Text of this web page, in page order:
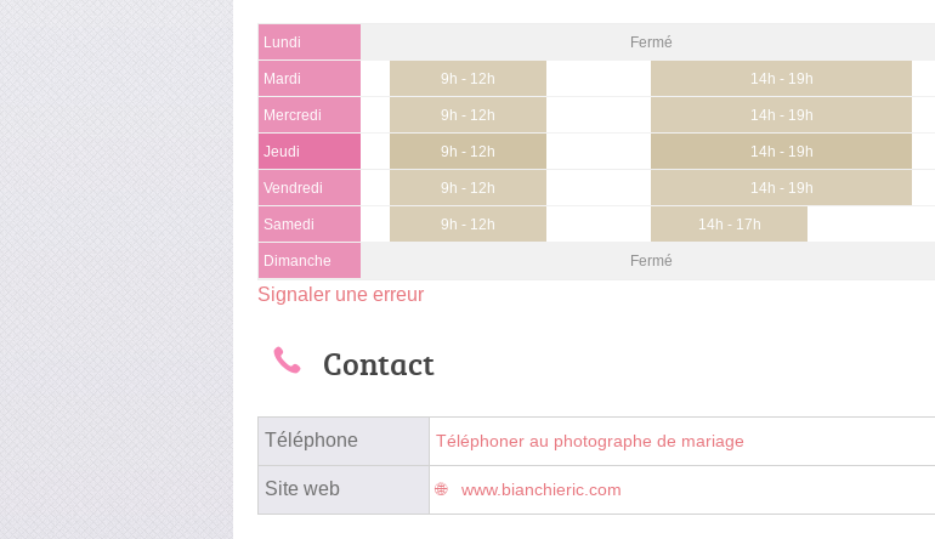
Lundi Fermé
Mardi 9h - 12h 14h - 19h
Mercredi 9h - 12h 14h - 19h
Jeudi 9h - 12h 14h - 19h
Vendredi 9h - 12h 14h - 19h
Samedi 9h - 12h 14h - 17h
Dimanche Fermé
Signaler une erreur
Contact
Téléphone Téléphoner au photographe de mariage
Site web www.bianchieric.com